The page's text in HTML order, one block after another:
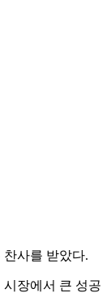
사를 받았다.
장에서 큰 성공